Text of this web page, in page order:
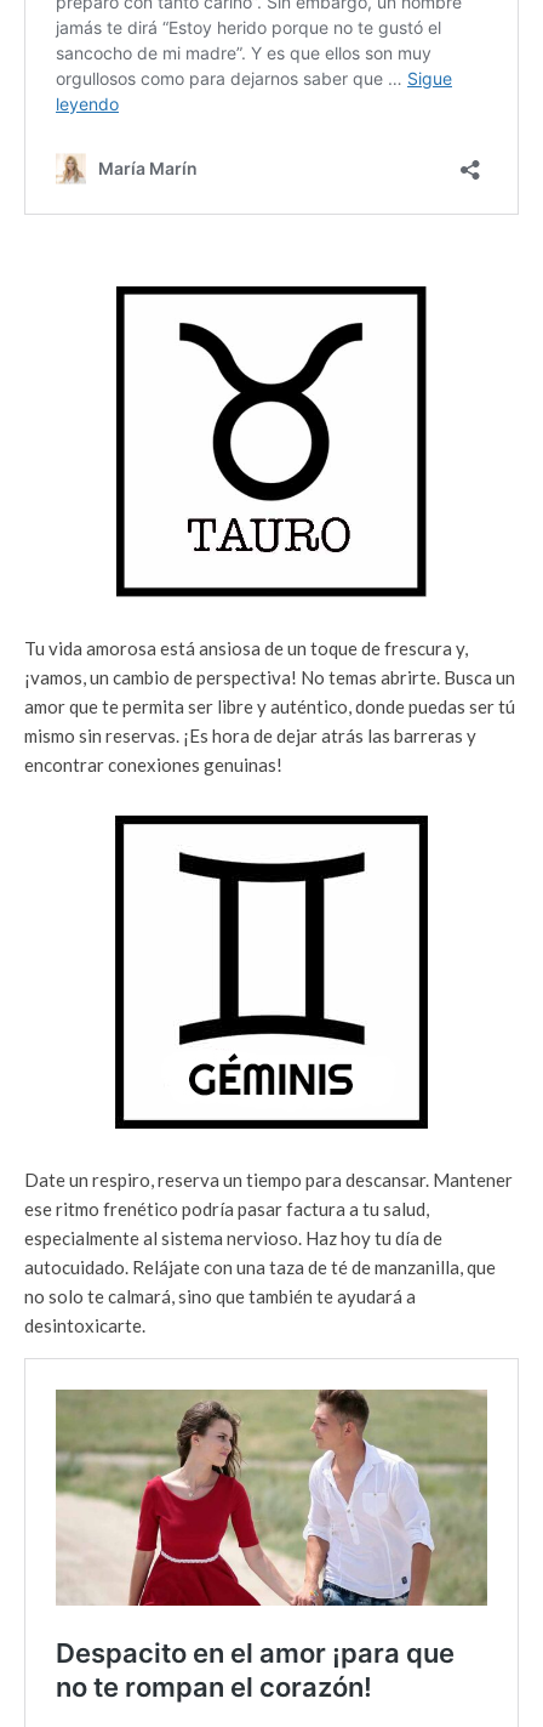
Tu vida amorosa está ansiosa de un toque de frescura y,
¡vamos, un cambio de perspectiva! No temas abrirte. Busca un
amor que te permita ser libre y auténtico, donde puedas ser tú
mismo sin reservas. ¡Es hora de dejar atrás las barreras y
encontrar conexiones genuinas!
Date un respiro, reserva un tiempo para descansar. Mantener
ese ritmo frenético podría pasar factura a tu salud,
especialmente al sistema nervioso. Haz hoy tu día de
autocuidado. Relájate con una taza de té de manzanilla, que
no solo te calmará, sino que también te ayudará a
desintoxicarte.